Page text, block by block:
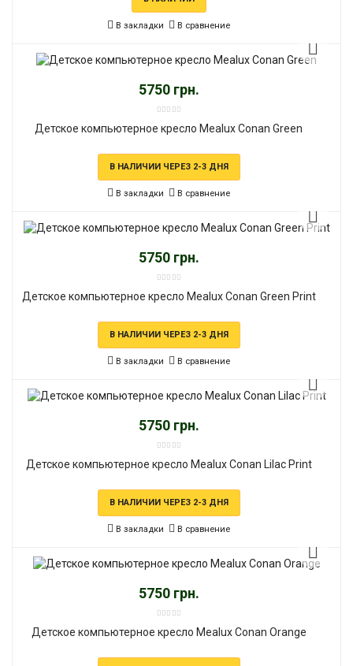
В закладки В сравнение
5750 грн.
Детское компьютерное кресло Mealux Conan Green
В НАЛИЧИИ ЧЕРЕЗ 2-3 ДНЯ
В закладки В сравнение
5750 грн.
Детское компьютерное кресло Mealux Conan Green Print
В НАЛИЧИИ ЧЕРЕЗ 2-3 ДНЯ
В закладки В сравнение
5750 грн.
Детское компьютерное кресло Mealux Conan Lilac Print
В НАЛИЧИИ ЧЕРЕЗ 2-3 ДНЯ
В закладки В сравнение
5750 грн.
Детское компьютерное кресло Mealux Conan Orange